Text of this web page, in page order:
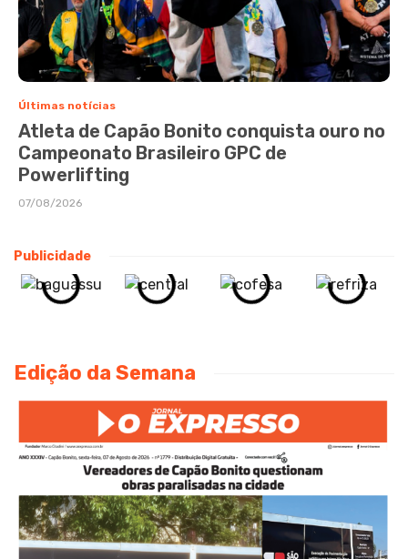
Últimas notícias
Atleta de Capão Bonito conquista ouro no
Campeonato Brasileiro GPC de
Powerlifting
07/08/2026
Publicidade
Edição da Semana